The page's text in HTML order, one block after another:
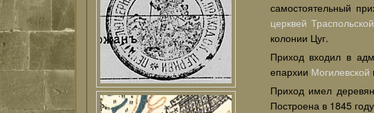
самостоятельный
церквей
колонии Цуг.
Приход входил в
епархии Могилевской
Приход имел
Построена в 1845